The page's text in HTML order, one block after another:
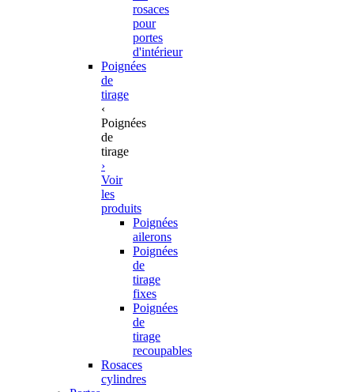
rosaces
pour
portes
d'intérieur
Poignées
de
tirage
‹
Poignées
de
tirage
›
Voir
les
produits
Poignées
ailerons
Poignées
de
tirage
fixes
Poignées
de
tirage
recoupables
Rosaces
cylindres